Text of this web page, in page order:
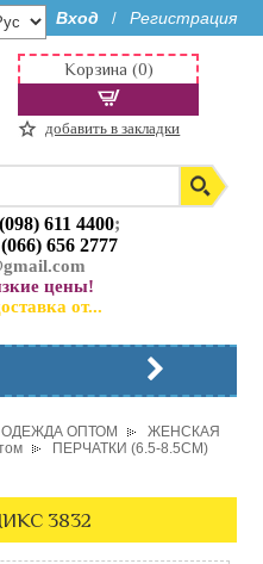
Вход / Регистрация
(098) 611 4400;
(066) 656 2777
цены!
от...
Корзина (0)
добавить в закладки
ОПТОМ
ЖЕНСКАЯ
ПЕРЧАТКИ (6.5-8.5СМ)
3832